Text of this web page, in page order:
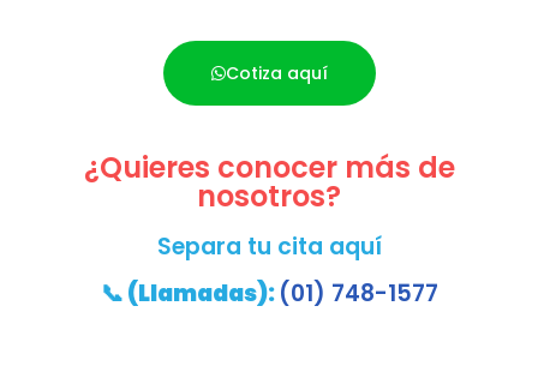
Cotiza aquí
¿Quieres conocer más de
nosotros?
Separa tu cita aquí
📞(Llamadas):(01) 748-1577